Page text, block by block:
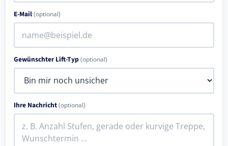
E-Mail(optional)
Gewünschter Lift-Typ(optional)
Ihre Nachricht(optional)